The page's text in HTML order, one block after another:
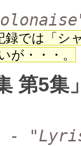
録では「
が・・・。
第5
-